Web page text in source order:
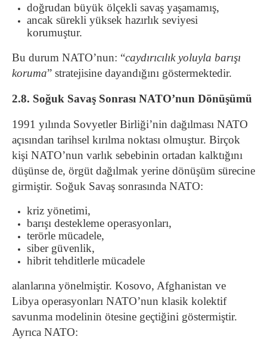
doğrudan büyük ölçekli savaş yaşamamış,
ancak sürekli yüksek hazırlık seviyesi
korumuştur.
Bu durum NATO’nun: “caydırıcılık yoluyla barışı
koruma” stratejisine dayandığını göstermektedir.
2.8. Soğuk Savaş Sonrası NATO’nun Dönüşümü
1991 yılında Sovyetler Birliği’nin dağılması NATO
açısından tarihsel kırılma noktası olmuştur. Birçok
kişi NATO’nun varlık sebebinin ortadan kalktığını
düşünse de, örgüt dağılmak yerine dönüşüm sürecine
girmiştir. Soğuk Savaş sonrasında NATO:
kriz yönetimi,
barışı destekleme operasyonları,
terörle mücadele,
siber güvenlik,
hibrit tehditlerle mücadele
alanlarına yönelmiştir. Kosovo, Afghanistan ve
Libya operasyonları NATO’nun klasik kolektif
savunma modelinin ötesine geçtiğini göstermiştir.
Ayrıca NATO: